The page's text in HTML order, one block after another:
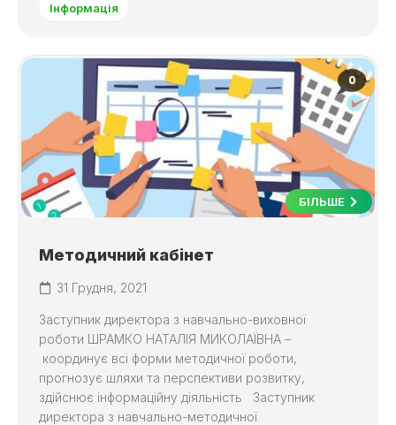
Інформація
0
БІЛЬШЕ
Методичний кабінет
31 Грудня, 2021
Заступник директора з навчально-виховної
роботи ШРАМКО НАТАЛІЯ МИКОЛАЇВНА –
координує всі форми методичної роботи,
прогнозує шляхи та перспективи розвитку,
здійснює інформаційну діяльність Заступник
директора з навчально-методичної